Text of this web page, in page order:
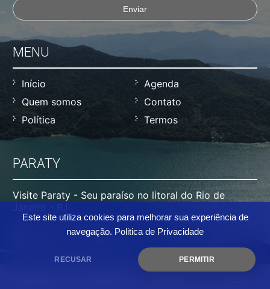
Este site utiliza cookies para melhorar sua experiência de
navegação. Politica de Privacidade
RECUSAR PERMITIR
MENU
Início
Agenda
Quem somos
Contato
Política
Termos
PARATY
Visite Paraty - Seu paraíso no litoral do Rio de